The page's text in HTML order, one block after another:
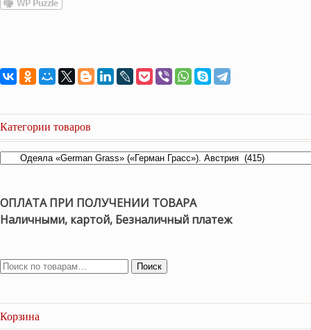
Категории товаров
ОПЛАТА ПРИ ПОЛУЧЕНИИ ТОВАРА
Наличными, картой, Безналичный платеж
Поиск
Корзина